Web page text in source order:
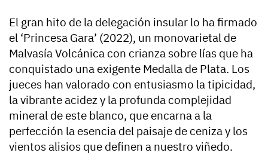
El gran hito de la delegación insular lo ha firmado
el ‘Princesa Gara’ (2022), un monovarietal de
Malvasía Volcánica con crianza sobre lías que ha
conquistado una exigente Medalla de Plata. Los
jueces han valorado con entusiasmo la tipicidad,
la vibrante acidez y la profunda complejidad
mineral de este blanco, que encarna a la
perfección la esencia del paisaje de ceniza y los
vientos alisios que definen a nuestro viñedo.